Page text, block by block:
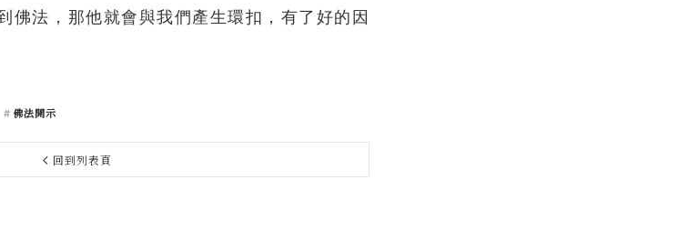
佛法，那他就會與我們產生環扣，有了好的因
佛法開示
回到列表頁